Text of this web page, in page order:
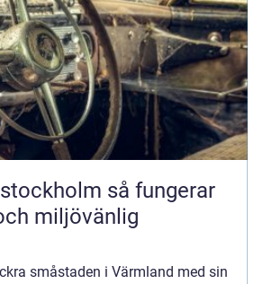
så fungerar
miljövänlig
småstaden i Värmland med sin